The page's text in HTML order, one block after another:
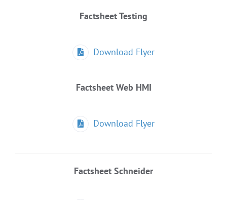
Factsheet Testing
Download Flyer
Factsheet Web HMI
Download Flyer
Factsheet Schneider